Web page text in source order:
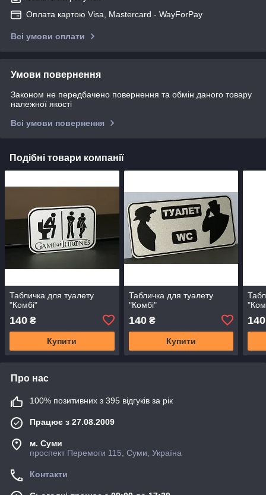
Оплата картою Visa, Mastercard - WayForPay
Всі умови оплати
Умови повернення
Законом не передбачено повернення та обмін даного товару
належної якості
Всі умови повернення
Подібні товари компанії
Табличка для туалету
"Комбі"
140 ₴
Купити
Табличка для туалету
"Комбі"
140₴
Купити
140
Про нас
100% позитивних з 395 відгуків за рік
Працює з 27.08.2009
м. Суми
проспект Перемоги 115, Суми, Україна
Контакти